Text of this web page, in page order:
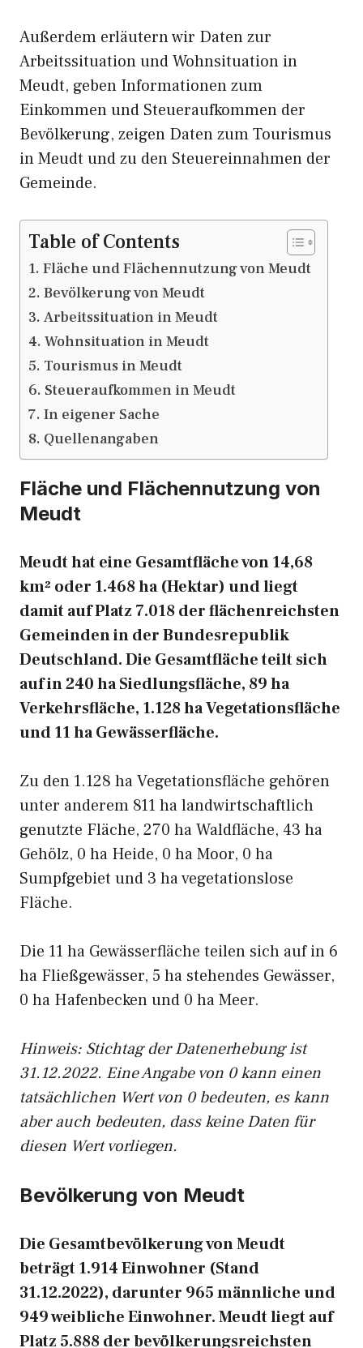
Außerdem erläutern wir Daten zur
Arbeitssituation und Wohnsituation in
Meudt, geben Informationen zum
Einkommen und Steueraufkommen der
Bevölkerung, zeigen Daten zum Tourismus
in Meudt und zu den Steuereinnahmen der
Gemeinde.
Table of Contents
Fläche und Flächennutzung von Meudt
Bevölkerung von Meudt
Arbeitssituation in Meudt
Wohnsituation in Meudt
Tourismus in Meudt
Steueraufkommen in Meudt
In eigener Sache
Quellenangaben
Fläche und Flächennutzung von
Meudt
Meudt hat eine Gesamtfläche von 14,68
km² oder 1.468 ha (Hektar) und liegt
damit auf Platz 7.018 der flächenreichsten
Gemeinden in der Bundesrepublik
Deutschland. Die Gesamtfläche teilt sich
auf in 240 ha Siedlungsfläche, 89 ha
Verkehrsfläche, 1.128 ha Vegetationsfläche
und 11 ha Gewässerfläche.
Zu den 1.128 ha Vegetationsfläche gehören
unter anderem 811 ha landwirtschaftlich
genutzte Fläche, 270 ha Waldfläche, 43 ha
Gehölz, 0 ha Heide, 0 ha Moor, 0 ha
Sumpfgebiet und 3 ha vegetationslose
Fläche.
Die 11 ha Gewässerfläche teilen sich auf in 6
ha Fließgewässer, 5 ha stehendes Gewässer,
0 ha Hafenbecken und 0 ha Meer.
Hinweis: Stichtag der Datenerhebung ist
31.12.2022. Eine Angabe von 0 kann einen
tatsächlichen Wert von 0 bedeuten, es kann
aber auch bedeuten, dass keine Daten für
diesen Wert vorliegen.
Bevölkerung von Meudt
Die Gesamtbevölkerung von Meudt
beträgt 1.914 Einwohner (Stand
31.12.2022), darunter 965 männliche und
949 weibliche Einwohner. Meudt liegt auf
Platz 5.888 der bevölkerungsreichsten